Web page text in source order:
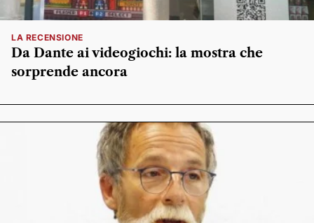
LA RECENSIONE
Da Dante ai videogiochi: la mostra che
sorprende ancora